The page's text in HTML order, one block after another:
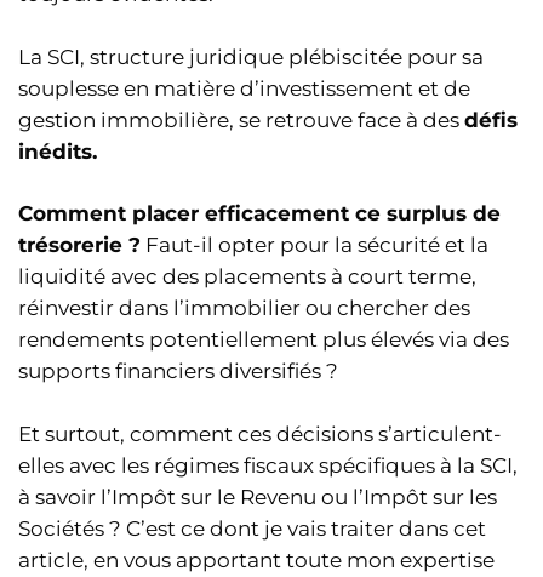
La SCI, structure juridique plébiscitée pour sa
souplesse en matière d’investissement et de
gestion immobilière, se retrouve face à des défis
inédits.
Comment placer efficacement ce surplus de
trésorerie ? Faut-il opter pour la sécurité et la
liquidité avec des placements à court terme,
réinvestir dans l’immobilier ou chercher des
rendements potentiellement plus élevés via des
supports financiers diversifiés ?
Et surtout, comment ces décisions s’articulent-
elles avec les régimes fiscaux spécifiques à la SCI,
à savoir l’Impôt sur le Revenu ou l’Impôt sur les
Sociétés ? C’est ce dont je vais traiter dans cet
article, en vous apportant toute mon expertise